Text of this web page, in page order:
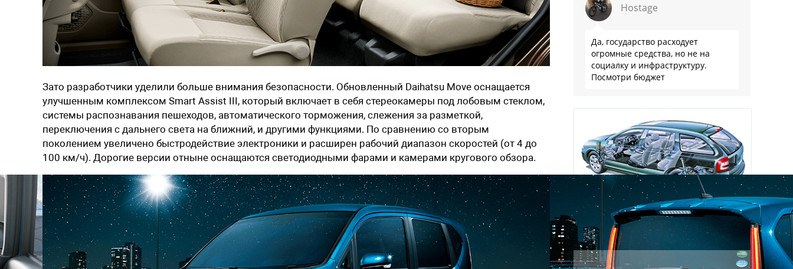
Зато разработчики уделили больше внимания безопасности. Обновленный Daihatsu Move оснащается
улучшенным комплексом Smart Assist III, который включает в себя стереокамеры под лобовым стеклом,
системы распознавания пешеходов, автоматического торможения, слежения за разметкой,
переключения с дальнего света на ближний, и другими функциями. По сравнению со вторым
поколением увеличено быстродействие электроники и расширен рабочий диапазон скоростей (от 4 до
100 км/ч). Дорогие версии отныне оснащаются светодиодными фарами и камерами кругового обзора.
Hostage
Да, государство расходует
огромные средства, но не на
социалку и инфраструктуру.
Посмотри бюджет
Наша экспертиза
подержанных автомобилей